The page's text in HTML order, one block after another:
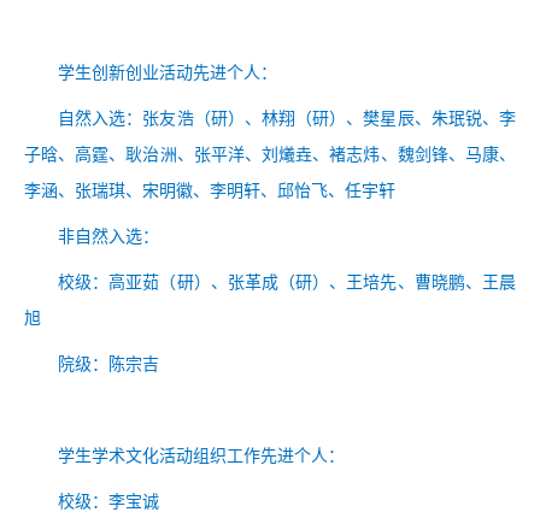
学生创新创业活动先进个人：
自然入选：张友浩（研） 、林翔 （研） 、樊星辰、朱珉锐、李
子晗、高霆、耿治洲、张平洋、刘爔垚、褚志炜、魏剑锋、马康、
李涵、张瑞琪、宋明徽、李明轩、邱怡飞、任宇轩
非自然入选：
校级 ：高亚茹（研） 、张革成（研） 、
王培先、曹晓鹏、王晨
旭
院级 ： 陈宗吉
学生学术文化活动组织工作先进个人：
校级： 李宝诚